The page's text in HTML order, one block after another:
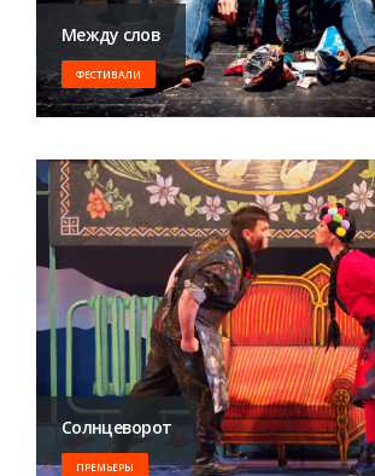
Между слов
ФЕСТИВАЛИ
Солнцеворот
ПРЕМЬЕРЫ